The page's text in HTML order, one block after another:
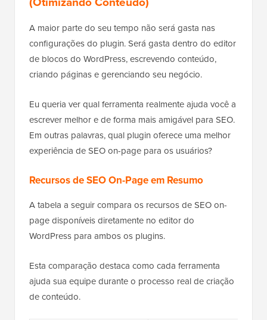
A maior parte do seu tempo não será gasta nas
configurações do plugin. Será gasta dentro do editor
de blocos do WordPress, escrevendo conteúdo,
criando páginas e gerenciando seu negócio.
Eu queria ver qual ferramenta realmente ajuda você a
escrever melhor e de forma mais amigável para SEO.
Em outras palavras, qual plugin oferece uma melhor
experiência de SEO on-page para os usuários?
Recursos de SEO On-Page em Resumo
A tabela a seguir compara os recursos de SEO on-
page disponíveis diretamente no editor do
WordPress para ambos os plugins.
Esta comparação destaca como cada ferramenta
ajuda sua equipe durante o processo real de criação
de conteúdo.